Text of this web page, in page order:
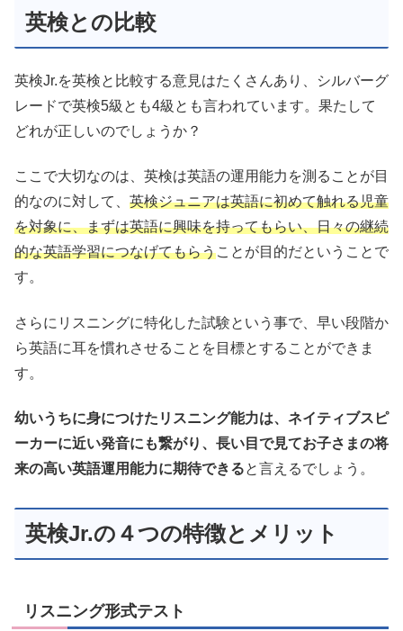
英検との比較
英検Jr.を英検と比較する意見はたくさんあり、シルバーグ
レードで英検5級とも4級とも言われています。果たして
どれが正しいのでしょうか？
ここで大切なのは、英検は英語の運用能力を測ることが目
的なのに対して、 英検ジュニアは英語に初めて触れる児童
を対象に、まずは英語に興味を持ってもらい、日々の継続
的な英語学習につなげてもらうことが目的だということで
す。
さらにリスニングに特化した試験という事で、早い段階か
ら英語に耳を慣れさせることを目標とすることができま
す。
幼いうちに身につけたリスニング能力は、ネイティブスピ
ーカーに近い発音にも繋がり、長い目で見てお子さまの将
来の高い英語運用能力に期待できると言えるでしょう。
英検Jr.の４つの特徴とメリット
リスニング形式テスト